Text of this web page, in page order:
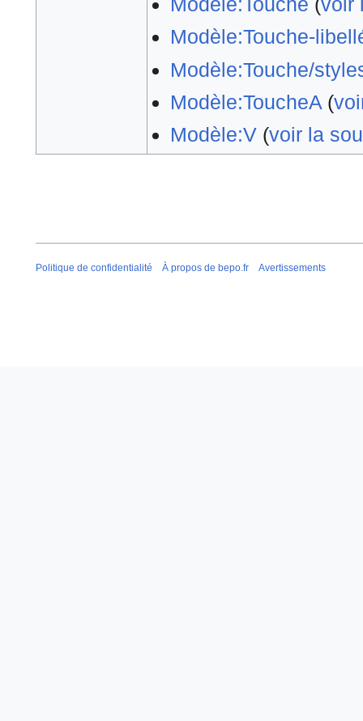
Modèle:Touche-
Modèle:Touche/
Modèle:ToucheA(
Modèle:V(voir la
Politique de confidentialité À propos de bepo.fr Avertissements